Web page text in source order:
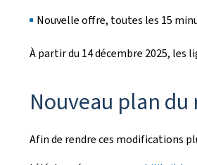
Nouvelle offre, toutes les 15
À partir du 14 décembre 2025, les
Nouveau plan
Afin de rendre ces modifications